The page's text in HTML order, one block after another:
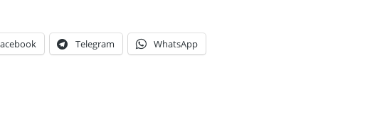
Telegram WhatsApp